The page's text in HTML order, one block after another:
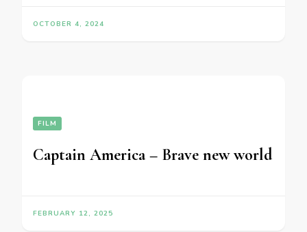
OCTOBER 4, 2024
FILM
Captain America – Brave new world
FEBRUARY 12, 2025